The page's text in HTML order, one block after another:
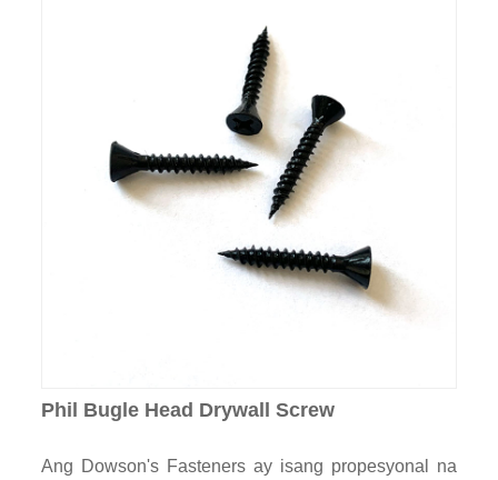
Phil Bugle Head Drywall Screw
Ang Dowson's Fasteners ay isang propesyonal na